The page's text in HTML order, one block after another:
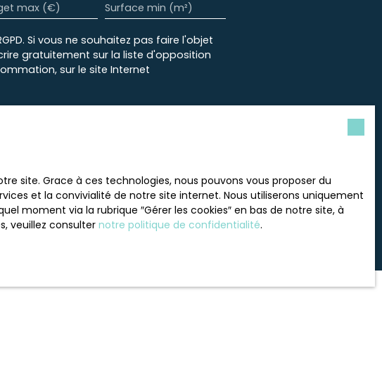
max (€) Surface min (m²)
Si vous ne souhaitez pas faire l'objet
gratuitement sur la liste d'opposition
sur le site Internet
notre
site. Grace à ces technologies, nous pouvons vous proposer du
et la convivialité de notre site internet. Nous utiliserons uniquement
moment via la rubrique ″Gérer les cookies″ en bas de notre site, à
veuillez consulternotre politique de confidentialité.